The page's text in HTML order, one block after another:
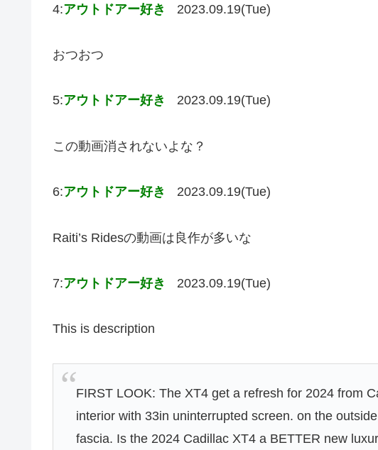
4:アウトドアー好き 2023.09.19(Tue)
おつおつ
5:アウトドアー好き 2023.09.19(Tue)
この動画消されないよな？
6:アウトドアー好き 2023.09.19(Tue)
Raiti’s Ridesの動画は良作が多いな
7:アウトドアー好き 2023.09.19(Tue)
This is description
FIRST LOOK: The XT4 get a refresh for 2024 from
interior with 33in uninterrupted screen. on the
fascia. Is the 2024 Cadillac XT4 a BETTER new